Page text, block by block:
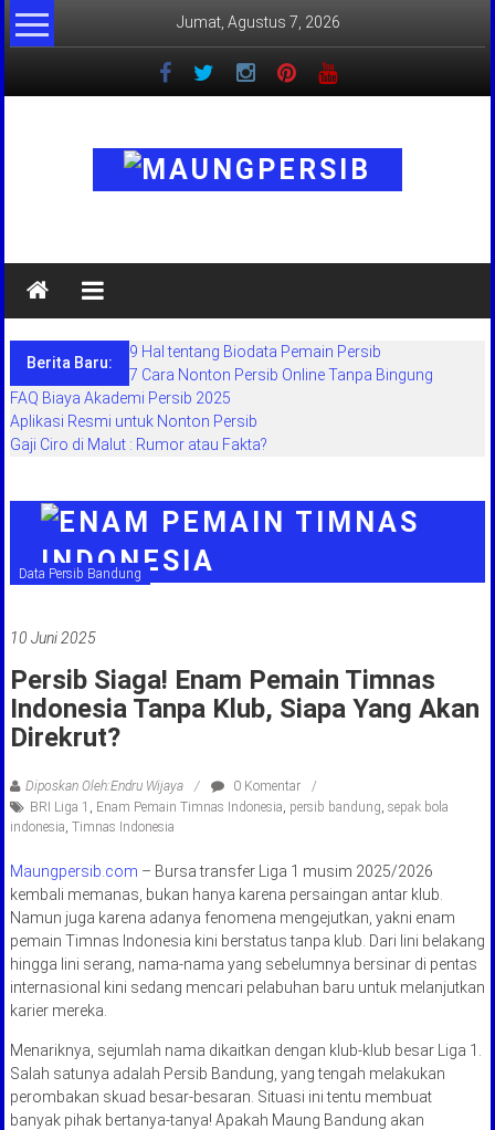
Lompat
ke
Jumat, Agustus 7, 2026
Maung
Persib
situs
berita
khusus
sepakbola
jawa
indonesia
Berita Baru:
9 Hal tentang Biodata Pemain Persib
7 Cara Nonton Persib Online Tanpa Bingung
FAQ Biaya Akademi Persib 2025
Aplikasi Resmi untuk Nonton Persib
Gaji Ciro di Malut : Rumor atau Fakta?
Data Persib Bandung
10 Juni 2025
Persib Siaga! Enam Pemain Timnas
Indonesia Tanpa Klub, Siapa Yang Akan
Direkrut?
Diposkan Oleh:Endru Wijaya
0 Komentar
BRI Liga 1 , Enam Pemain Timnas Indonesia, persib bandung, sepak bola
indonesia, Timnas Indonesia
Maungpersib.com – Bursa transfer Liga 1 musim 2025/2026
kembali memanas, bukan hanya karena persaingan antar klub.
Namun juga karena adanya fenomena mengejutkan, yakni enam
pemain Timnas Indonesia kini berstatus tanpa klub. Dari lini belakang
hingga lini serang, nama-nama yang sebelumnya bersinar di pentas
internasional kini sedang mencari pelabuhan baru untuk melanjutkan
karier mereka.
Menariknya, sejumlah nama dikaitkan dengan klub-klub besar Liga 1.
Salah satunya adalah Persib Bandung, yang tengah melakukan
perombakan skuad besar-besaran. Situasi ini tentu membuat
banyak pihak bertanya-tanya! Apakah Maung Bandung akan